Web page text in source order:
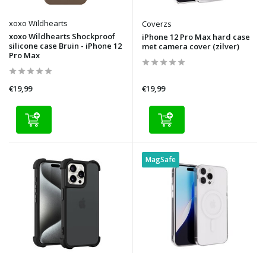
xoxo Wildhearts
xoxo Wildhearts Shockproof
silicone case Bruin - iPhone 12
Pro Max
€19,99
Coverzs
iPhone 12 Pro Max hard case
met camera cover (zilver)
€19,99
MagSafe